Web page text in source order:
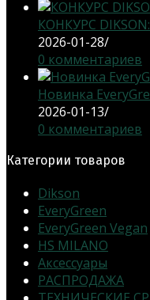
КОНКУРС
2026-01-28/
0 комментариев
Новинка
2026-01-13/
0 комментариев
Категории товаров
Dikson
EveryGreen
EveryGreen Vegan
HS MILANO
Аксессуары
РАСПРОДАЖА